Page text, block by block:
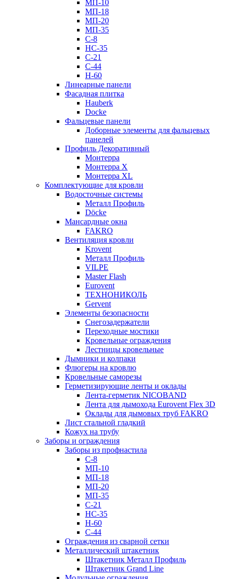
МП-10
МП-18
МП-20
МП-35
С-8
НС-35
С-21
С-44
Н-60
Линеарные панели
Фасадная плитка
Hauberk
Docke
Фальцевые панели
Доборные элементы для фальцевых
панелей
Профиль Декоративный
Монтерра
Монтерра X
Монтерра XL
Комплектующие для кровли
Водосточные системы
Металл Профиль
Döcke
Мансардные окна
FAKRO
Вентиляция кровли
Krovent
Металл Профиль
VILPE
Master Flash
Eurovent
ТЕХНОНИКОЛЬ
Gervent
Элементы безопасности
Снегозадержатели
Переходные мостики
Кровельные ограждения
Лестницы кровельные
Дымники и колпаки
Флюгеры на кровлю
Кровельные саморезы
Герметизирующие ленты и оклады
Лента-герметик NICOBAND
Лента для дымохода Eurovent Flex 3D
Оклады для дымовых труб FAKRO
Лист стальной гладкий
Кожух на трубу
Заборы и ограждения
Заборы из профнастила
С-8
МП-10
МП-18
МП-20
МП-35
С-21
НС-35
Н-60
С-44
Ограждения из сварной сетки
Металлический штакетник
Штакетник Металл Профиль
Штакетник Grand Line